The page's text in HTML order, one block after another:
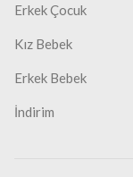
Erkek Çocuk
Kız Bebek
Erkek Bebek
İndirim